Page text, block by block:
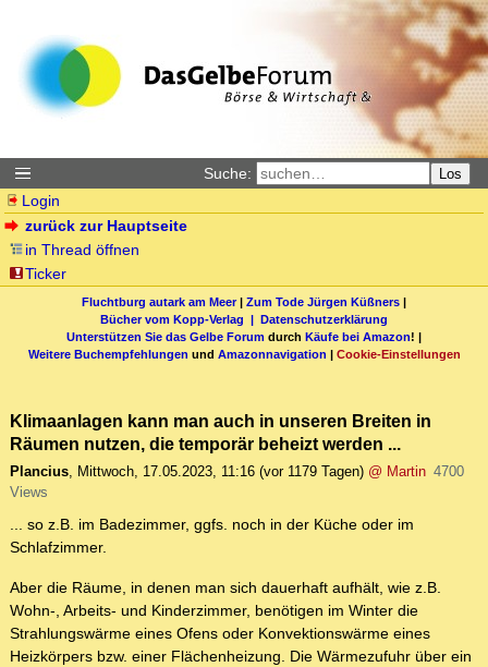
Suche: Los
Login
zurück zur Hauptseite
in Thread öffnen
Ticker
Fluchtburg autark am Meer| Zum Tode Jürgen Küßners |
Bücher vom Kopp-Verlag | Datenschutzerklärung
Unterstützen Sie das Gelbe Forum durch Käufe bei Amazon! |
Weitere Buchempfehlungen und Amazonnavigation | Cookie-Einstellungen
Klimaanlagen kann man auch in unseren Breiten in
Räumen nutzen, die temporär beheizt werden ...
Plancius, Mittwoch, 17.05.2023, 11:16 (vor 1179 Tagen) @ Martin 4700
Views
... so z.B. im Badezimmer, ggfs. noch in der Küche oder im
Schlafzimmer.
Aber die Räume, in denen man sich dauerhaft aufhält, wie z.B.
Wohn-, Arbeits- und Kinderzimmer, benötigen im Winter die
Strahlungswärme eines Ofens oder Konvektionswärme eines
Heizkörpers bzw. einer Flächenheizung. Die Wärmezufuhr über ein